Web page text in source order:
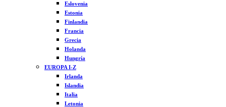
Eslovenia
Estonia
Finlandia
Francia
Grecia
Holanda
Hungría
EUROPA I-Z
Irlanda
Islandia
Italia
Letonia